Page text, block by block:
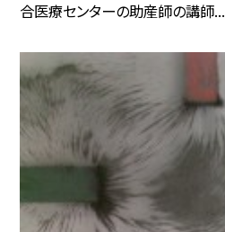
合医療センターの助産師の講師...